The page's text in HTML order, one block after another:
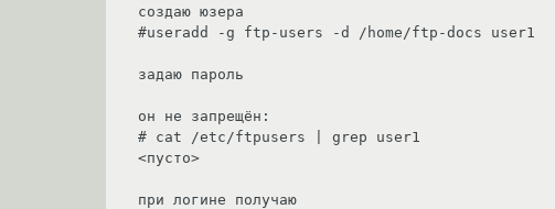
создаю юзера
#useradd -g ftp-users -d /home/ftp-docs user1
задаю пароль
он не запрещён:
# cat /etc/ftpusers | grep user1
<пусто>
при логине получаю